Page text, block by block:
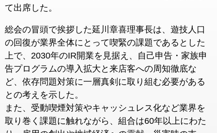
て出席した。
総会の冒頭で挨拶した延川章喜理事長は、遊技人口
の回復が業界全体にとって喫緊の課題であるとした
上で、2030年のIR開業を見据え、自己申告・家族申
告プログラムの導入拡大と来店客への周知徹底な
ど、依存問題対策に一層真剣に取り組む必要がある
との考えを示した。
また、受動喫煙対策やキャッシュレス化など業界を
取り巻く課題に触れながら、組合は60年以上にわた